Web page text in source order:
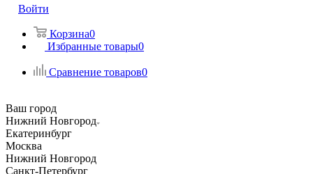
Войти
Корзина0
Избранные товары0
Сравнение товаров0
Ваш город
Нижний Новгород
Екатеринбург
Москва
Нижний Новгород
Санкт-Петербург